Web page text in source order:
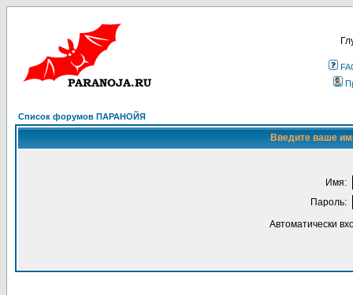
Список форумов ПАРАНОЙЯ
Введите ваше
Имя:
Пароль:
Автоматически